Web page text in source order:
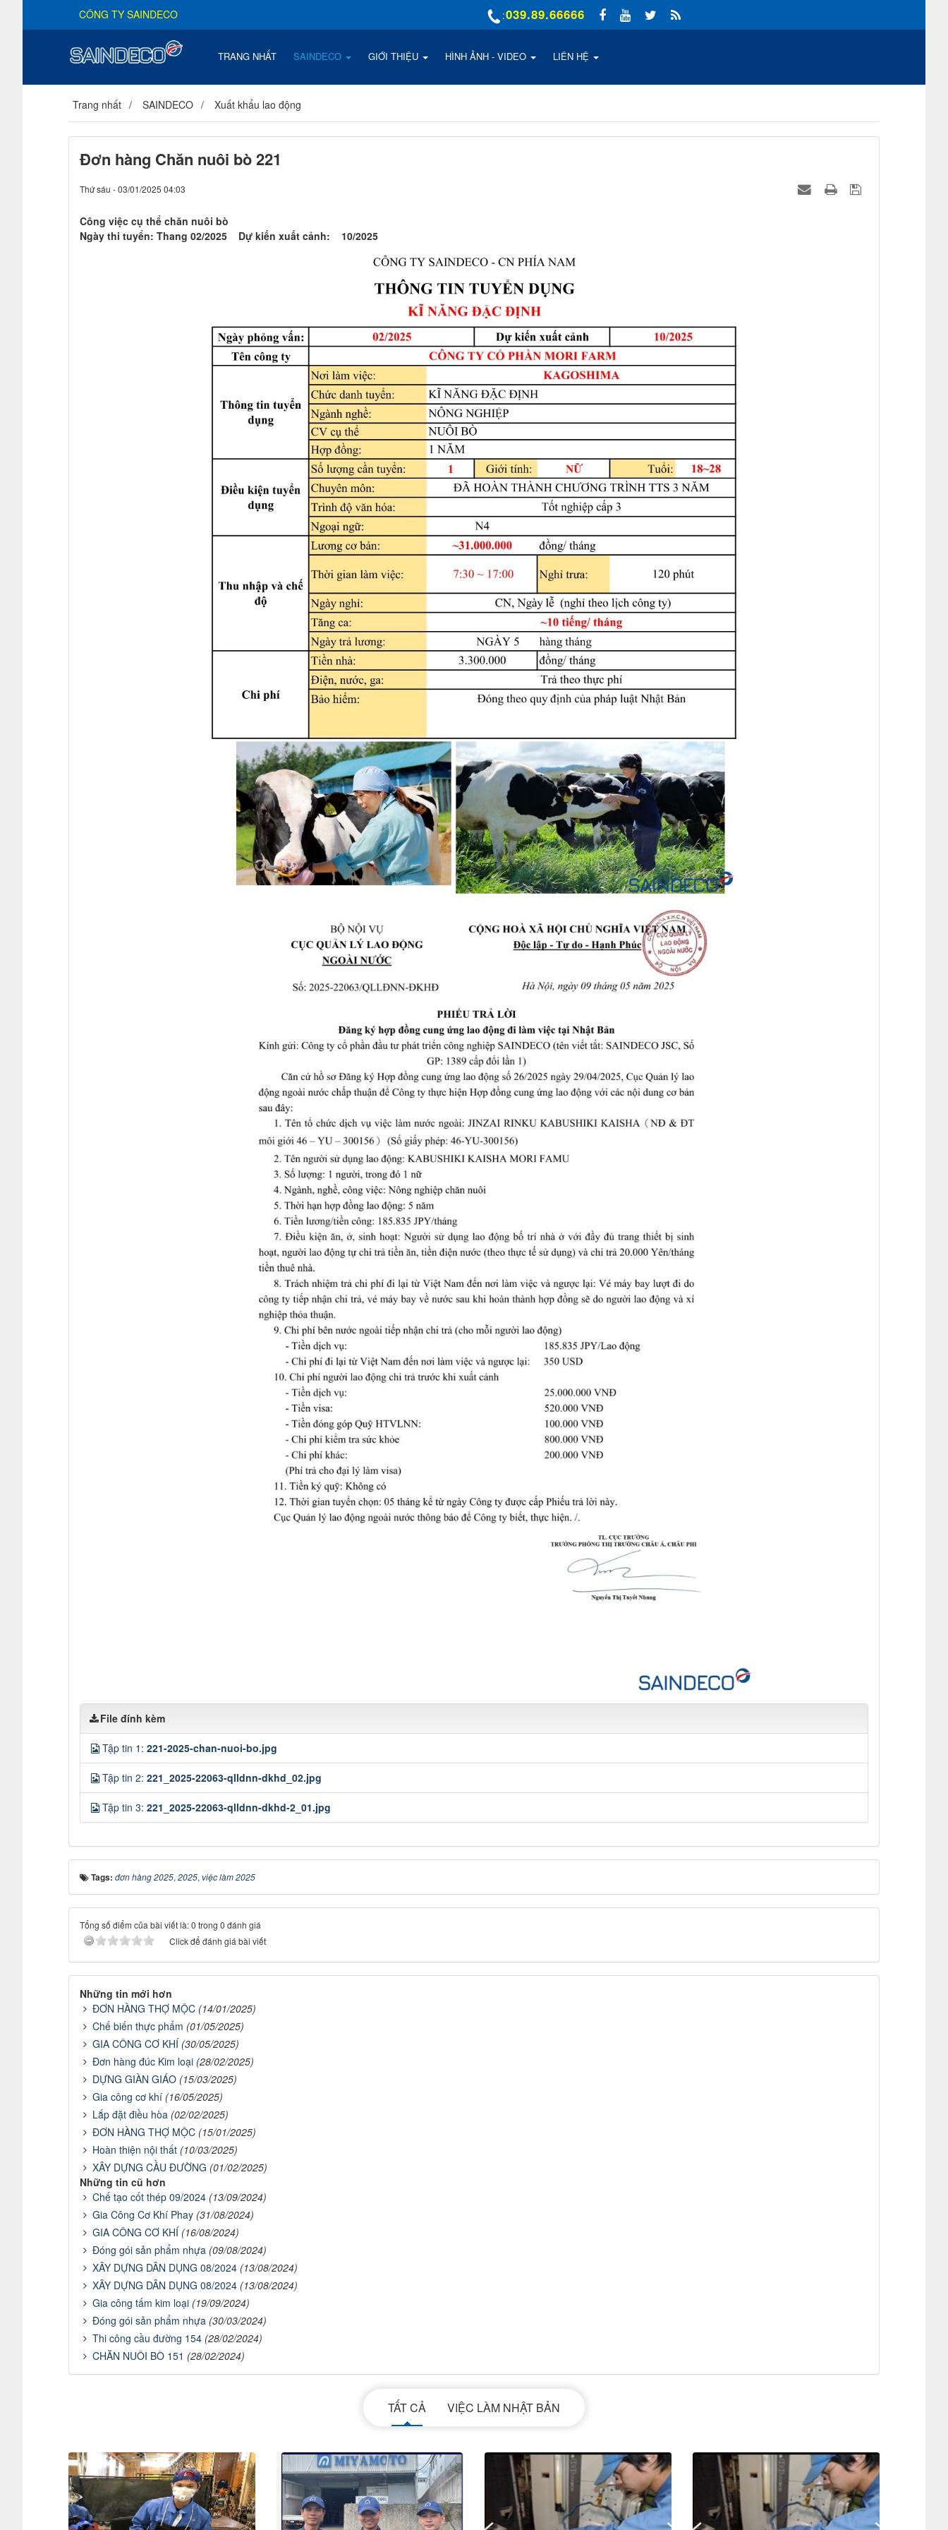
TRANG NHẤT SAINDECO GIỚI THIỆU HÌNH ẢNH - VIDEO LIÊN HỆ
CÔNG TY SAINDECO :039.89.66666
Trang nhất SAINDECO Xuất khẩu lao động
Đơn hàng Chăn nuôi bò 221
Thứ sáu - 03/01/2025 04:03
Công việc cụ thể chăn nuôi bò
Ngày thi tuyển: Thang 02/2025 Dự kiến xuất cảnh: 10/2025
File đính kèm
Tập tin 1: 221-2025-chan-nuoi-bo.jpg
Tập tin 2: 221_2025-22063-qlldnn-dkhd_02.jpg
Tập tin 3: 221_2025-22063-qlldnn-dkhd-2_01.jpg
Tags: đơn hàng 2025, 2025, việc làm 2025
Tổng số điểm của bài viết là: 0 trong 0 đánh giá
Click để đánh giá bài viết
Những tin mới hơn
ĐƠN HÀNG THỢ MỘC (14/01/2025)
Chế biến thực phẩm (01/05/2025)
GIA CÔNG CƠ KHÍ (30/05/2025)
Đơn hàng đúc Kim loại (28/02/2025)
DỰNG GIÀN GIÁO (15/03/2025)
Gia công cơ khí (16/05/2025)
Lắp đặt điều hòa (02/02/2025)
ĐƠN HÀNG THỢ MỘC (15/01/2025)
Hoàn thiện nội thất (10/03/2025)
XÂY DỰNG CẦU ĐƯỜNG (01/02/2025)
Những tin cũ hơn
Chế tạo cốt thép 09/2024 (13/09/2024)
Gia Công Cơ Khí Phay (31/08/2024)
GIA CÔNG CƠ KHÍ (16/08/2024)
Đóng gói sản phẩm nhựa (09/08/2024)
XÂY DỰNG DÂN DỤNG 08/2024 (13/08/2024)
XÂY DỰNG DÂN DỤNG 08/2024 (13/08/2024)
Gia công tấm kim loại (19/09/2024)
Đóng gói sản phẩm nhựa (30/03/2024)
Thi công cầu đường 154 (28/02/2024)
CHĂN NUÔI BÒ 151 (28/02/2024)
TẤT CẢ VIỆC LÀM NHẬT BẢN